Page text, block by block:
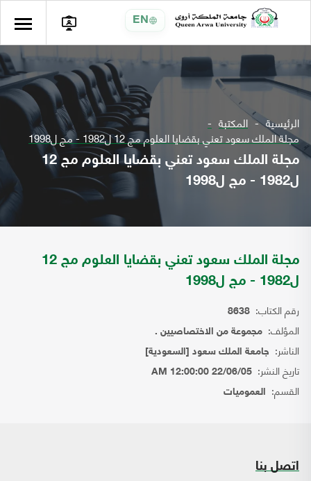
EN
الرئيسية المكتبة
مجلة الملك سعود تعني بقضايا العلوم مج 12 ل1982 - مج ل1998
مجلة الملك سعود تعني بقضايا العلوم مج 12
ل1982 - مج ل1998
مجلة الملك سعود تعني بقضايا العلوم مج 12
ل1982 - مج ل1998
رقم الكتاب: 8638
المؤلف: مجموعة من الاختصاصيين .
الناشر: جامعة الملك سعود [السعودية]
تاريخ النشر: 22/06/05 12:00:00 AM
القسم: العموميات
اتصل بنا